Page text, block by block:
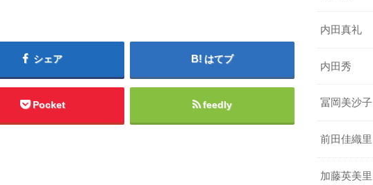
シェア はてブ
Pocket feedly
内田真礼
内田秀
冨岡美沙子
前田佳織里
加藤英美里